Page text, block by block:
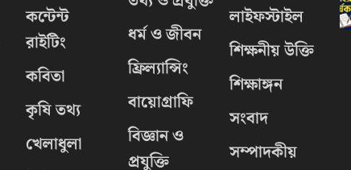
কন্টেন্ট
রাইটিং
কবিতা
কৃষি তথ্য
খেলাধুলা
ধর্ম ও জীবন
ফ্রিল্যান্সিং
বায়োগ্রাফি
বিজ্ঞান ও
প্রযুক্তি
লাইফস্টাইল
শিক্ষনীয় উক্তি
শিক্ষাঙ্গন
সংবাদ
সম্পাদকীয়